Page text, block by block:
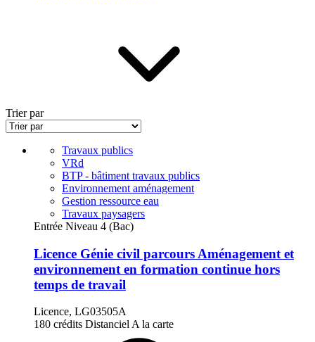
Trier par
Travaux publics
VRd
BTP - bâtiment travaux publics
Environnement aménagement
Gestion ressource eau
Travaux paysagers
Entrée Niveau 4 (Bac)
Licence Génie civil parcours Aménagement et
environnement en formation continue hors
temps de travail
Licence, LG03505A
180 crédits Distanciel A la carte